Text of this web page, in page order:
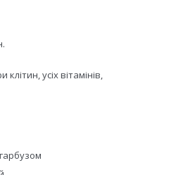
усіх вітамінів,